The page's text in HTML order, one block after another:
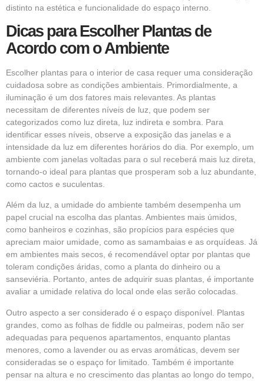
distinto na estética e funcionalidade do espaço interno.
Dicas para Escolher Plantas de
Acordo com o Ambiente
Escolher plantas para o interior de casa requer uma consideração
cuidadosa sobre as condições ambientais. Primordialmente, a
iluminação é um dos fatores mais relevantes. As plantas
necessitam de diferentes níveis de luz, que podem ser
categorizados como luz direta, luz indireta e sombra. Para
identificar esses níveis, observe a exposição das janelas e a
intensidade da luz em diferentes horários do dia. Por exemplo, um
ambiente com janelas voltadas para o sul receberá mais luz direta,
tornando-o ideal para plantas que prosperam sob a luz abundante,
como cactos e suculentas.
Além da luz, a umidade do ambiente também desempenha um
papel crucial na escolha das plantas. Ambientes mais úmidos,
como banheiros e cozinhas, são propícios para espécies que
apreciam maior umidade, como as samambaias e as orquídeas. Já
em ambientes mais secos, é recomendável optar por plantas que
toleram condições áridas, como a planta do dinheiro ou a
sanseviéria. Portanto, antes de adquirir suas plantas, é importante
avaliar a umidade relativa do local onde elas serão colocadas.
Outro aspecto a ser considerado é o espaço disponível. Plantas
grandes, como as folhas de fiddle ou palmeiras, podem não ser
adequadas para pequenos apartamentos, enquanto plantas
menores, como a lavender ou as ervas aromáticas, devem ser
consideradas se o espaço for limitado. Também é importante
pensar na altura e no crescimento das plantas ao longo do tempo,